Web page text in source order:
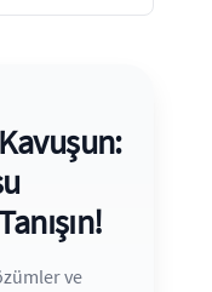
ve